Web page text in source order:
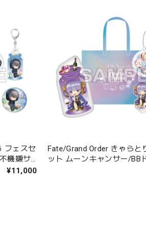
フェスセ
機嫌サ
¥11,000
Fate/Grand Order きゃらと
ット ムーンキャンサー/BB